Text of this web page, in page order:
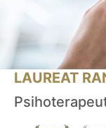
LAUREAT